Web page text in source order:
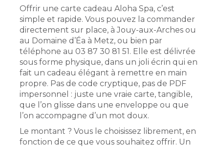
Offrir une carte cadeau Aloha Spa, c’est
simple et rapide. Vous pouvez la commander
directement sur place, à Jouy-aux-Arches ou
au Domaine d’Éa à Metz, ou bien par
téléphone au 03 87 30 81 51. Elle est délivrée
sous forme physique, dans un joli écrin qui en
fait un cadeau élégant à remettre en main
propre. Pas de code cryptique, pas de PDF
impersonnel : juste une vraie carte, tangible,
que l’on glisse dans une enveloppe ou que
l’on accompagne d’un mot doux.
Le montant ? Vous le choisissez librement, en
fonction de ce que vous souhaitez offrir. Un